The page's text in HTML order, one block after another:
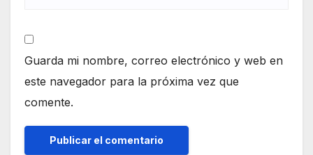
Guarda mi nombre, correo electrónico y web en
este navegador para la próxima vez que
comente.